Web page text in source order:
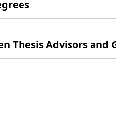
Thesis Advisors and